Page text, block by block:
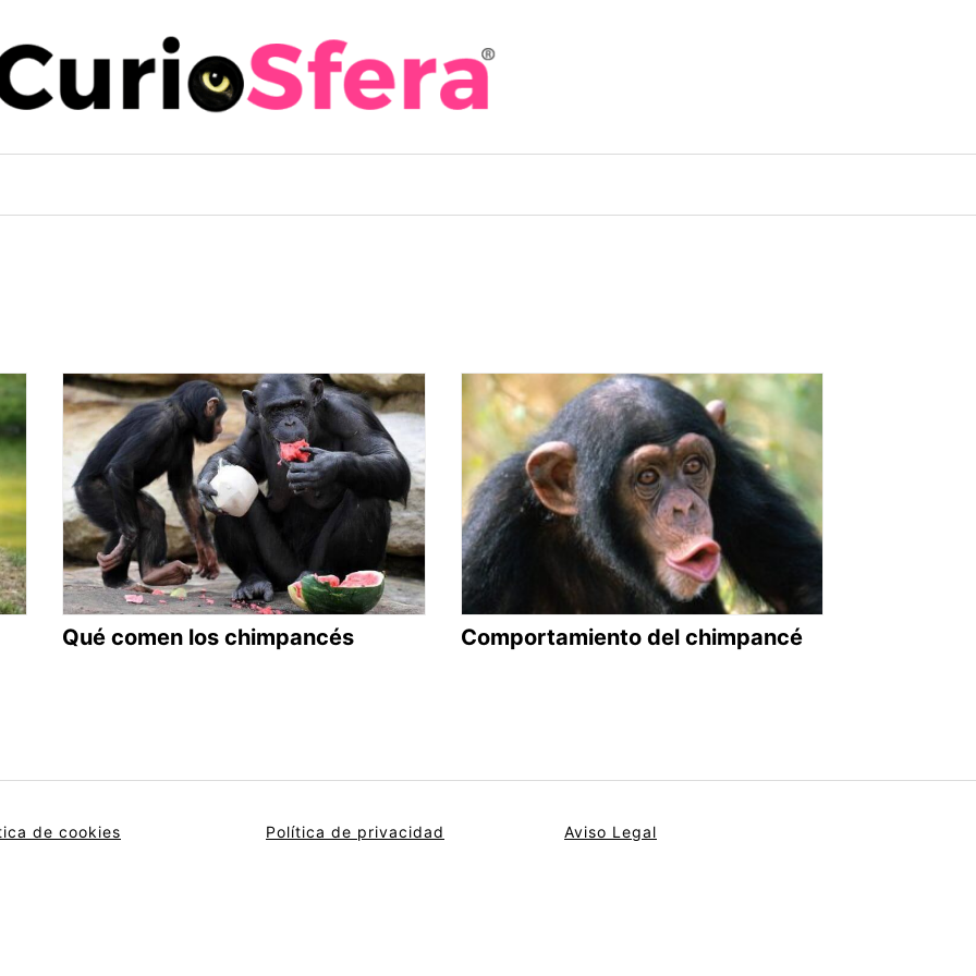
Qué comen los chimpancés Comportamiento del chimpancé
de cookies Política de privacidad Aviso Legal